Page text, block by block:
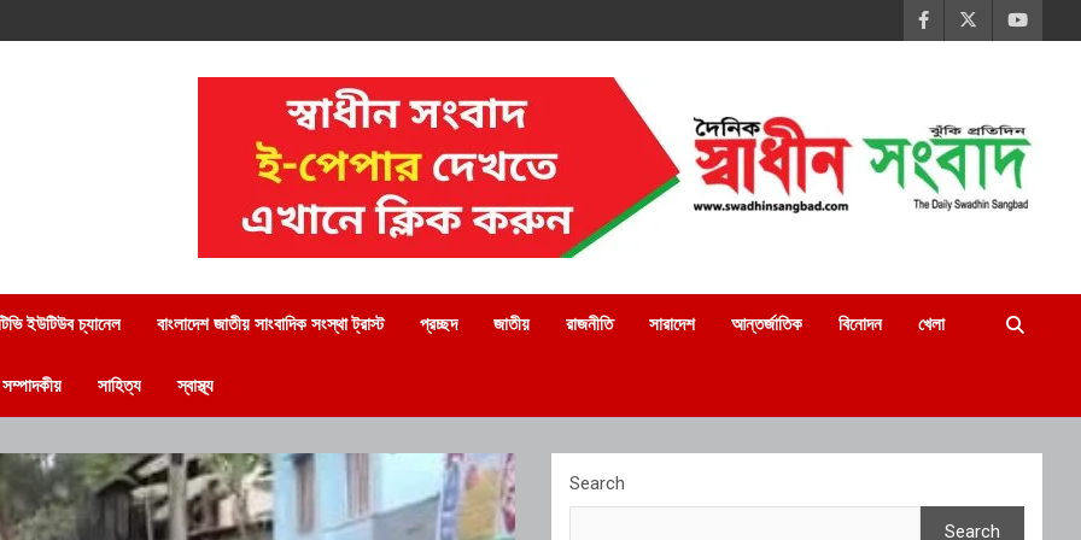
ইউটিউব চ্যানেল বাংলাদেশ জাতীয় সাংবাদিক সংস্থা ট্রাস্ট প্রচ্ছদ জাতীয় রাজনীতি সারাদেশ আন্তর্জাতিক বিনোদন খেলা
সম্পাদকীয় সাহিত্য স্বাস্থ্য
Search
Search